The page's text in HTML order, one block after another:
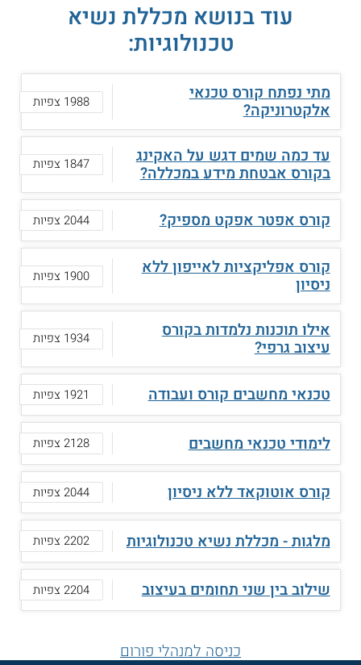
עוד בנושא מכללת נשיא
טכנולוגיות:
מתי נפתח קורס טכנאי
אלקטרוניקה? 1988 צפיות
עד כמה שמים דגש על האקינג
בקורס אבטחת מידע במכללה? 1847 צפיות
קורס אפטר אפקט מספיק? 2044 צפיות
קורס אפליקציות לאייפון ללא
ניסיון 1900 צפיות
אילו תוכנות נלמדות בקורס
עיצוב גרפי? 1934 צפיות
טכנאי מחשבים קורס ועבודה 1921 צפיות
לימודי טכנאי מחשבים 2128 צפיות
קורס אוטוקאד ללא ניסיון 2044 צפיות
מלגות - מכללת נשיא טכנולוגיות 2202 צפיות
שילוב בין שני תחומים בעיצוב 2204 צפיות
כניסה למנהלי פורום